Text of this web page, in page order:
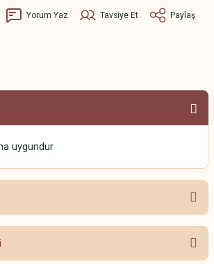
Yorum Yaz Tavsiye Et Paylaş
uygundur
Bu ürüne ilk yorumu siz yapın!